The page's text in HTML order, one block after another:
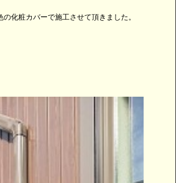
化粧カバーで施工させて頂きました。